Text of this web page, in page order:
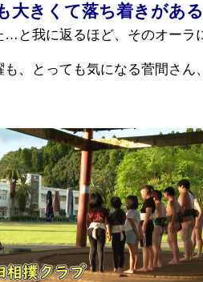
大きくて落ち着きがあ
…と我に返るほど、そのオーラ
も、とっても気になる菅間さん